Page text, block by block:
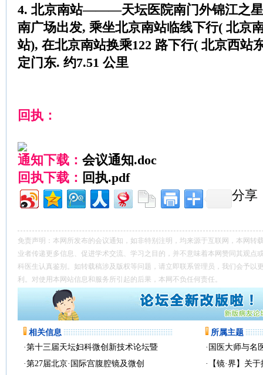
4. 北京南站———天坛医院南门外锦江之
南广场出发, 乘坐北京南站临线下行( 北京
站), 在北京南站换乘122 路下行( 北京西站
定门东. 约7.51 公里
回执：
通知下载： 会议通知.doc
回执下载： 回执.pdf
分享
免责声明：本网所发布的会议通知，如非特别注明，均来源于互联网，本网转
业者传递更多信息、促进学术交流、学习之目的，并不意味着本网赞同其观点
科医生认真鉴别。如转载稿涉及版权等问题，请立即联系管理员，我们会予以
利。对使用本网站信息和服务所引起的后果，本网不负任何责任。
相关信息
·第十三届天坛妇科微创新技术论坛暨
·第27届北京·国际宫腹腔镜及微创
所属主题
· 国医大师与名
·
【镜·界】关